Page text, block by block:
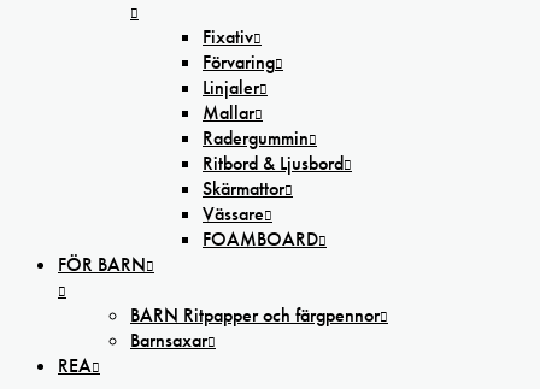
Fixativ
Förvaring
Linjaler
Mallar
Radergummin
Ritbord & Ljusbord
Skärmattor
Vässare
FOAMBOARD
FÖR BARN
BARN Ritpapper och färgpennor
Barnsaxar
REA